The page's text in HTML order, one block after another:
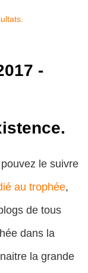
-
le suivre
au trophée,
de tous
dans la
la grande